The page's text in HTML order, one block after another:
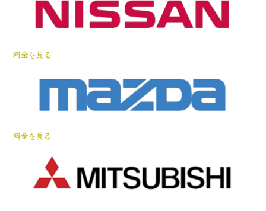
料金を見る
料金を見る